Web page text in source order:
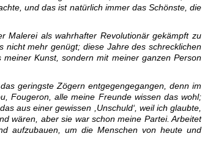
und das ist natürlich immer das Schönste, die
Malerei als wahrhafter Revolutionär gekämpft zu
mehr genügt; diese Jahre des schrecklichen
Kunst, sondern mit meiner ganzen Person
geringste Zögern entgegengegangen, denn im
Fougeron, alle meine Freunde wissen das wohl;
aus einer gewissen ,Unschuld‘, weil ich glaubte,
wären, aber sie war schon meine Partei. Arbeitet
aufzubauen, um die Menschen von heute und